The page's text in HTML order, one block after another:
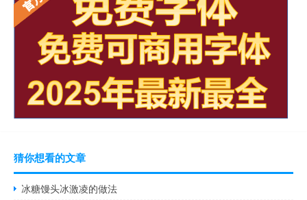
猜你想看的文章
冰糖馒头冰激凌的做法